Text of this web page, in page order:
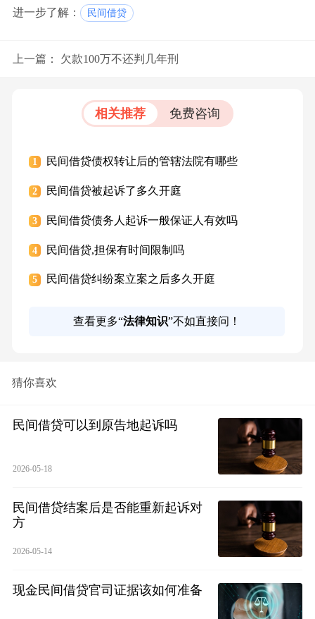
进一步了解： 民间借贷
上一篇： 欠款100万不还判几年刑
相关推荐 免费咨询
1 民间借贷债权转让后的管辖法院有哪些
2 民间借贷被起诉了多久开庭
3 民间借贷债务人起诉一般保证人有效吗
4 民间借贷,担保有时间限制吗
5 民间借贷纠纷案立案之后多久开庭
查看更多“法律知识”不如直接问！
猜你喜欢
民间借贷可以到原告地起诉吗
2026-05-18
民间借贷结案后是否能重新起诉对
方
2026-05-14
现金民间借贷官司证据该如何准备